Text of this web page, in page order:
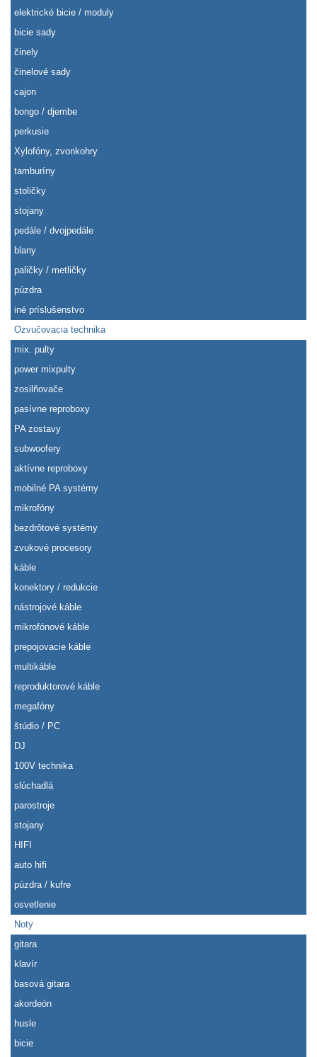
elektrické bicie / moduly
bicie sady
činely
činelové sady
cajon
bongo / djembe
perkusie
Xylofóny, zvonkohry
tamburíny
stoličky
stojany
pedále / dvojpedále
blany
paličky / metličky
púzdra
iné príslušenstvo
Ozvučovacia technika
mix. pulty
power mixpulty
zosilňovače
pasívne reproboxy
PA zostavy
subwoofery
aktívne reproboxy
mobilné PA systémy
mikrofóny
bezdrôtové systémy
zvukové procesory
káble
konektory / redukcie
nástrojové káble
mikrofónové káble
prepojovacie káble
multikáble
reproduktorové káble
megafóny
štúdio / PC
DJ
100V technika
slúchadlá
parostroje
stojany
HIFI
auto hifi
púzdra / kufre
osvetlenie
Noty
gitara
klavír
basová gitara
akordeón
husle
bicie